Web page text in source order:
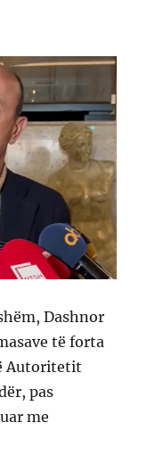
Dashnor
të forta
Autoritetit
pas
me